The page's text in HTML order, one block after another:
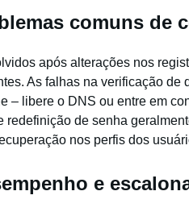
comuns de
após alterações nos
As falhas na verificação
– libere o DNS ou entre em
redefinição de senha
nos perfis dos
e